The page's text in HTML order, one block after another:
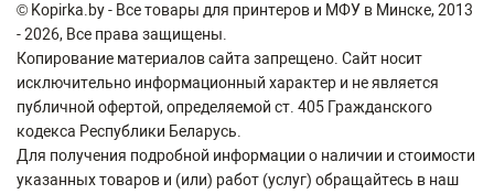
© Kopirka.by - Все товары для принтеров и МФУ в Минске, 2013
- 2026, Все права защищены.
Копирование материалов сайта запрещено. Сайт носит
исключительно информационный характер и не является
публичной офертой, определяемой ст. 405 Гражданского
кодекса Республики Беларусь.
Для получения подробной информации о наличии и стоимости
указанных товаров и (или) работ (услуг) обращайтесь в наш